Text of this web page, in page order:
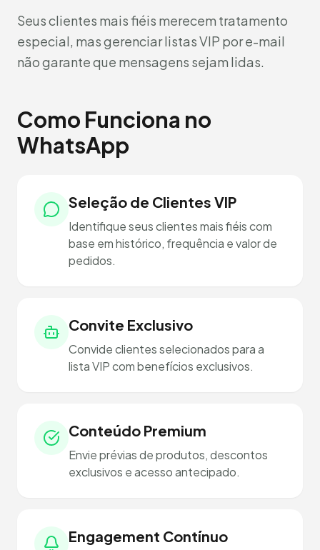
Seus clientes mais fiéis merecem tratamento
especial, mas gerenciar listas VIP por e-mail
não garante que mensagens sejam lidas.
Como Funciona no
WhatsApp
Seleção de Clientes VIP
Identifique seus clientes mais fiéis com
base em histórico, frequência e valor de
pedidos.
Convite Exclusivo
Convide clientes selecionados para a
lista VIP com benefícios exclusivos.
Conteúdo Premium
Envie prévias de produtos, descontos
exclusivos e acesso antecipado.
Engagement Contínuo